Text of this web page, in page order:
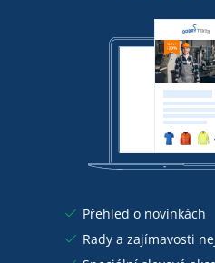
Přehled o novinkách
Rady a zajímavosti